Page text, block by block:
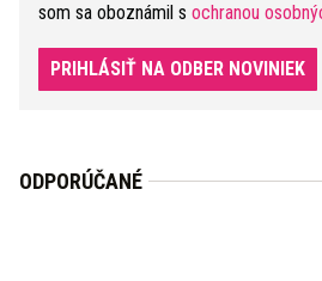
som sa oboznámil s ochranou
PRIHLÁSIŤ NA ODBER NOVINIEK
ODPORÚČANÉ